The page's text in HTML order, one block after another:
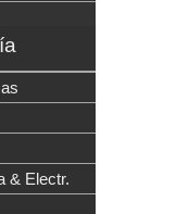
& Electr.